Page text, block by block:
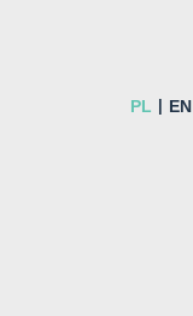
PL EN